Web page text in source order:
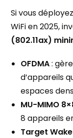
Si vous
WiFi en 2025,
(802.11ax)
OFDMA:
d’appareils
espaces
MU-MIMO
8 appareils
Target